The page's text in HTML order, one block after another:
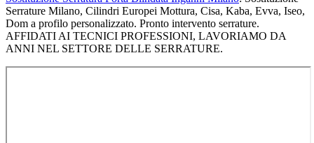
Serrature Milano, Cilindri Europei Mottura, Cisa, Kaba, Evva, Iseo,
Dom a profilo personalizzato. Pronto intervento serrature.
AFFIDATI AI TECNICI PROFESSIONI, LAVORIAMO DA
ANNI NEL SETTORE DELLE SERRATURE.